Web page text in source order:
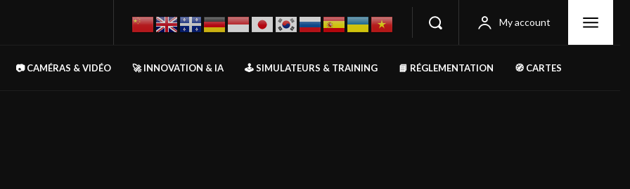
My account
📷 CAMÉRAS & VIDÉO 🚀 INNOVATION & IA 🕹️ SIMULATEURS & TRAINING 📘 RÉGLEMENTATION 🧭 CARTES